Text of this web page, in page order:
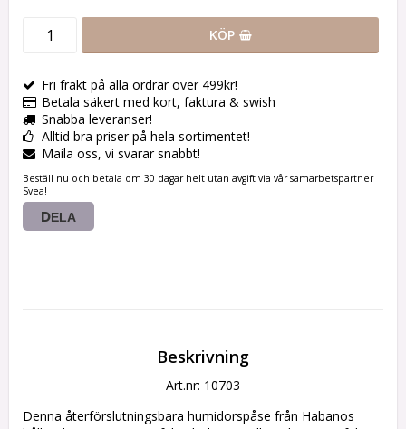
KÖP
Fri frakt på alla ordrar över 499kr!
Betala säkert med kort, faktura & swish
Snabba leveranser!
Alltid bra priser på hela sortimentet!
Maila oss, vi svarar snabbt!
Beställ nu och betala om 30 dagar helt utan avgift via vår samarbetspartner
Svea!
DELA
Beskrivning
Art.nr: 10703
Denna återförslutningsbara humidorspåse från Habanos